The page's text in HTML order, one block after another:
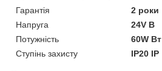
Гарантія
2 роки
Напруга
24V В
Потужність
60W Вт
Ступінь захисту
IP20 ІР